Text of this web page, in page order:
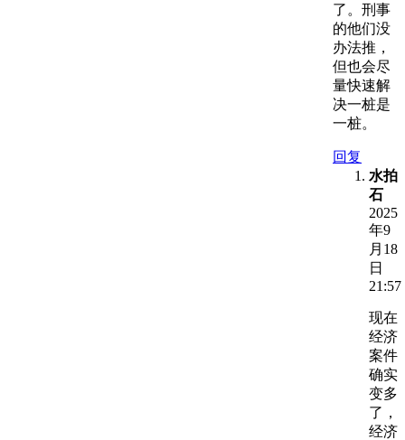
了。刑事
的他们没
办法推，
但也会尽
量快速解
决一桩是
一桩。
回复
水拍
石
2025
年9
月18
日
21:57
现在
经济
案件
确实
变多
了，
经济